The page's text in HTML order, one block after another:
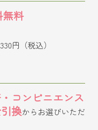
無料
円（税込）
コンビニエンス
換からお選びいただ